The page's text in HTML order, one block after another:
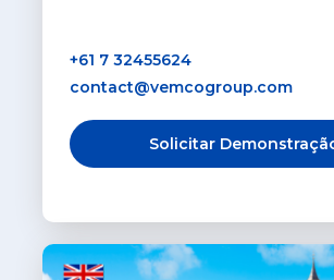
+61 7 32455624
contact@vemcogroup.com
Solicitar